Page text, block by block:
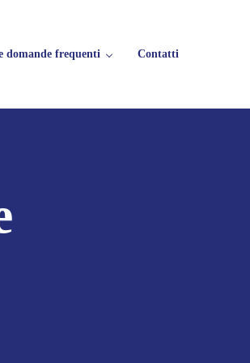
domande frequenti Contatti